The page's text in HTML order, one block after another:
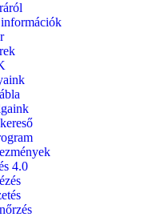
4.0